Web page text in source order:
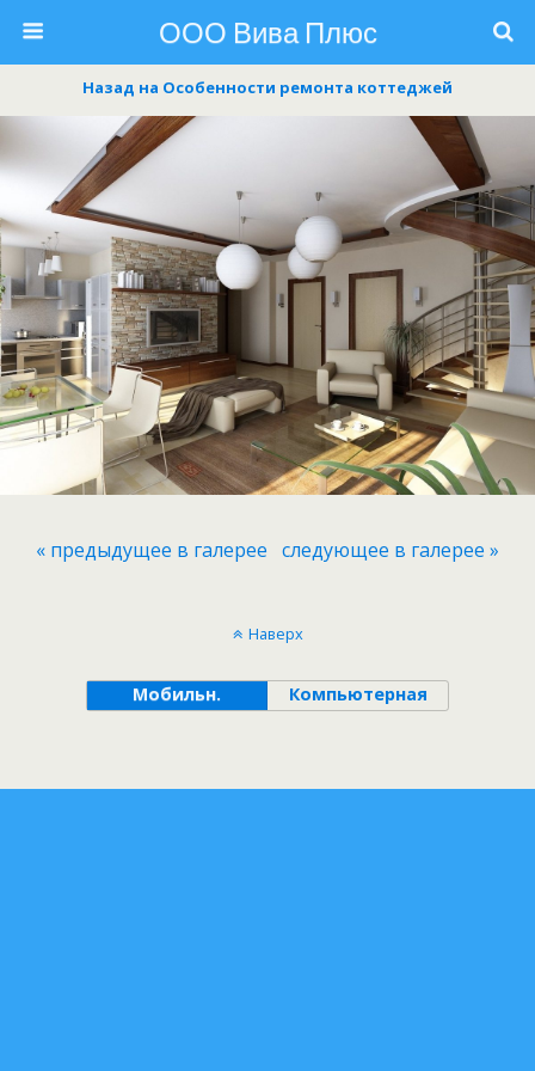
ООО Вива Плюс
Назад на Особенности ремонта коттеджей
« предыдущее в галерее следующее в галерее »
Наверх
Мобильн. Компьютерная